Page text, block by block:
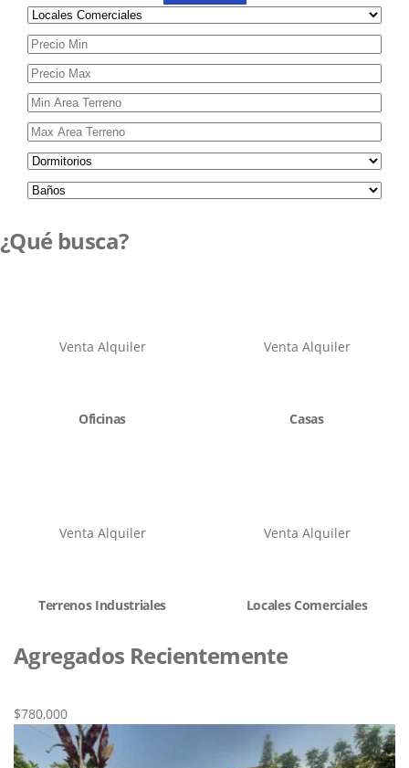
¿Qué busca?
Venta Alquiler
Oficinas
Venta Alquiler
Casas
Venta Alquiler
Terrenos Industriales
Venta Alquiler
Locales Comerciales
Agregados Recientemente
$780,000